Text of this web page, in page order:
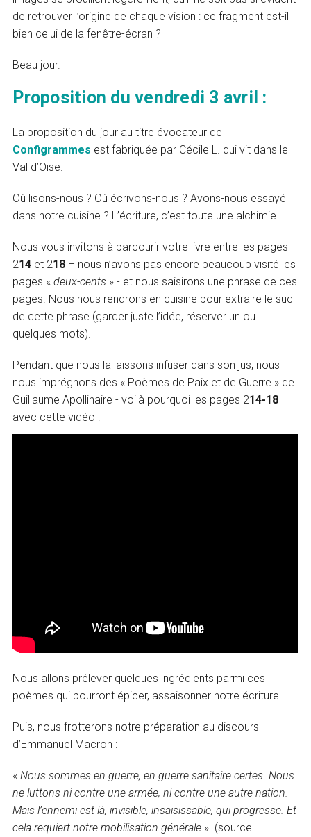
de retrouver l’origine de chaque vision : ce fragment est-il
bien celui de la fenêtre-écran ?
Beau jour.
Proposition du vendredi 3 avril :
La proposition du jour au titre évocateur de
Configrammes est fabriquée par Cécile L. qui vit dans le
Val d’Oise.
Où lisons-nous ? Où écrivons-nous ? Avons-nous essayé
dans notre cuisine ? L’écriture, c’est toute une alchimie …
Nous vous invitons à parcourir votre livre entre les pages
214 et 218 – nous n’avons pas encore beaucoup visité les
pages «deux-cents » - et nous saisirons une phrase de ces
pages. Nous nous rendrons en cuisine pour extraire le suc
de cette phrase (garder juste l’idée, réserver un ou
quelques mots).
Pendant que nous la laissons infuser dans son jus, nous
nous imprégnons des « Poèmes de Paix et de Guerre » de
Guillaume Apollinaire - voilà pourquoi les pages 214-18 –
avec cette vidéo :
Nous allons prélever quelques ingrédients parmi ces
poèmes qui pourront épicer, assaisonner notre écriture.
Puis, nous frotterons notre préparation au discours
d’Emmanuel Macron :
«Nous sommes en guerre, en guerre sanitaire certes. Nous
ne luttons ni contre une armée, ni contre une autre nation.
Mais l’ennemi est là, invisible, insaisissable, qui progresse. Et
cela requiert notre mobilisation générale ». (source